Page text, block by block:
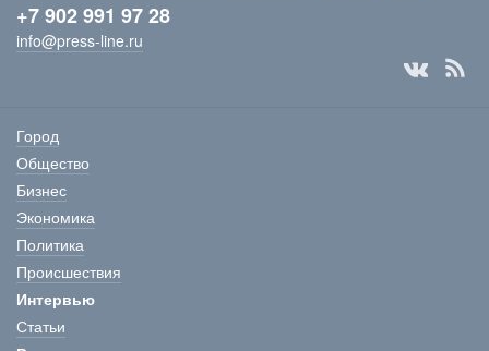
+7 902 991 97 28
info@press-line.ru
Город
Общество
Бизнес
Экономика
Политика
Происшествия
Интервью
Статьи